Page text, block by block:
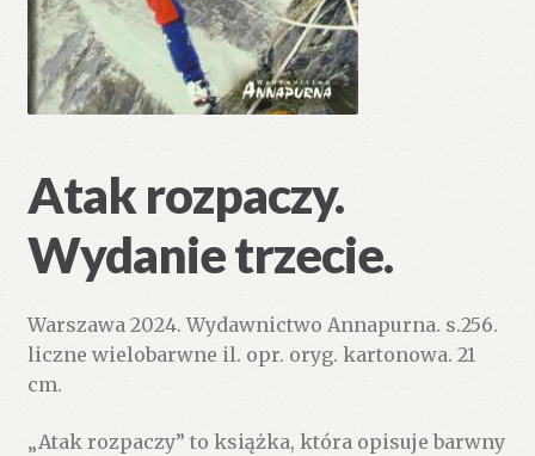
Atak rozpaczy.
Wydanie trzecie.
Warszawa 2024. Wydawnictwo Annapurna. s.256.
liczne wielobarwne il. opr. oryg. kartonowa. 21
cm.
„Atak rozpaczy” to książka, która opisuje barwny